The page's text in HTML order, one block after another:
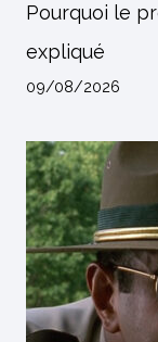
Pourquoi le
expliqué
09/08/2026